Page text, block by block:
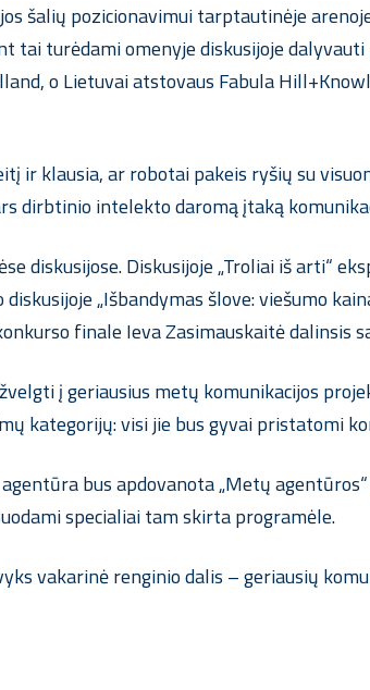
šalių pozicionavimui tarptautinėje
turėdami omenyje diskusijoje
o Lietuvai atstovaus Fabula
ir klausia, ar robotai pakeis ryšių su
dirbtinio intelekto daromą įtaką
diskusijose. Diskusijoje „Troliai iš arti“
„Išbandymas šlove: viešumo
finale Ieva Zasimauskaitė dalinsis
į geriausius metų komunikacijos
kategorijų: visi jie bus gyvai pristatomi
bus apdovanota „Metų
specialiai tam skirta programėle.
vakarinė renginio dalis – geriausių